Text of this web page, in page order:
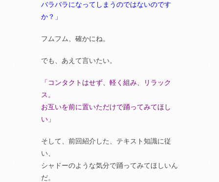
バラバラになってしまうのではないのです
か？」
フムフム、確かにね。
でも、あえて言いたい。
「コンタクトはせず、軽く組み、リラック
ス。
お互いを前に置いただけで踊ってみてほし
い」
そして、前回紹介した、テキスト知識に従
い、
シャドーのような気分で踊ってみてほしいん
だ。